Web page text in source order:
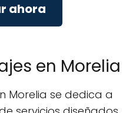
ahora
en Morelia
Morelia se dedica a